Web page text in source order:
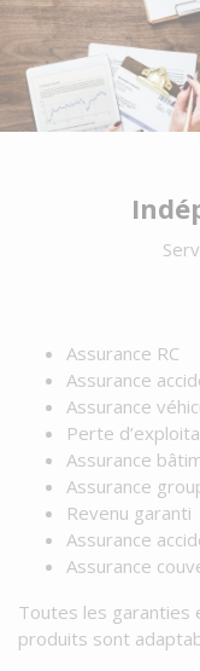
Assurance RC
Assurance
Assurance
Perte
Assurance
Assurance
Revenu garanti
Assurance
Assurance
Toutes les garanties
produits sont